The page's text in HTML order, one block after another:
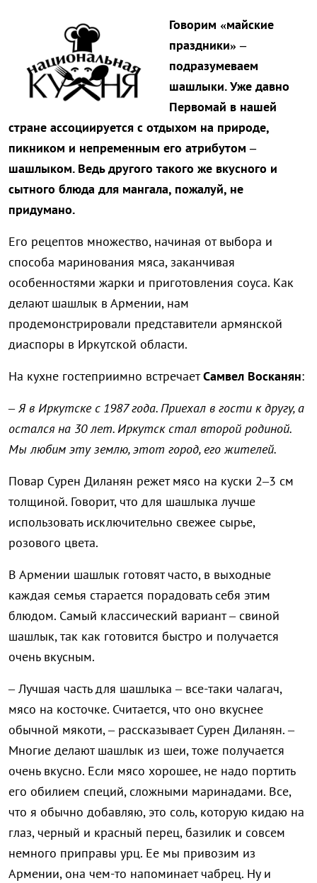
Говорим «майские
праздники» –
подразумеваем
шашлыки. Уже давно
Первомай в нашей
стране ассоциируется с отдыхом на природе,
пикником и непременным его атрибутом –
шашлыком. Ведь другого такого же вкусного и
сытного блюда для мангала, пожалуй, не
придумано.
Его рецептов множество, начиная от выбора и
способа маринования мяса, заканчивая
особенностями жарки и приготовления соуса. Как
делают шашлык в Армении, нам
продемонстрировали представители армянской
диаспоры в Иркутской области.
На кухне гостеприимно встречаетСамвел Восканян:
– Я в Иркутске с 1987 года. Приехал в гости к другу, а
остался на 30 лет. Иркутск стал второй родиной.
Мы любим эту землю, этот город, его жителей.
Повар Сурен Диланян режет мясо на куски 2–3 см
толщиной. Говорит, что для шашлыка лучше
использовать исключительно свежее сырье,
розового цвета.
В Армении шашлык готовят часто, в выходные
каждая семья старается порадовать себя этим
блюдом. Самый классический вариант – свиной
шашлык, так как готовится быстро и получается
очень вкусным.
– Лучшая часть для шашлыка – все-таки чалагач,
мясо на косточке. Считается, что оно вкуснее
обычной мякоти, – рассказывает Сурен Диланян. –
Многие делают шашлык из шеи, тоже получается
очень вкусно. Если мясо хорошее, не надо портить
его обилием специй, сложными маринадами. Все,
что я обычно добавляю, это соль, которую кидаю на
глаз, черный и красный перец, базилик и совсем
немного приправы урц. Ее мы привозим из
Армении, она чем-то напоминает чабрец. Ну и